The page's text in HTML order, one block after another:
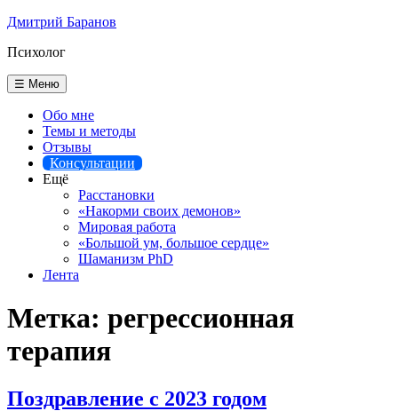
Перейти
содержимому
Дмитрий Баранов
Психолог
☰ Меню
Обо мне
Темы и методы
Отзывы
Консультации
Ещё
Расстановки
«Накорми своих демонов»
Мировая работа
«Большой ум, большое сердце»
Шаманизм PhD
Лента
Метка: регрессионная
терапия
Поздравление с 2023 годом